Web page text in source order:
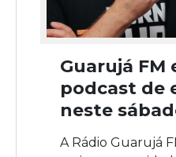
Guarujá FM
podcast de
neste
A Rádio Guarujá